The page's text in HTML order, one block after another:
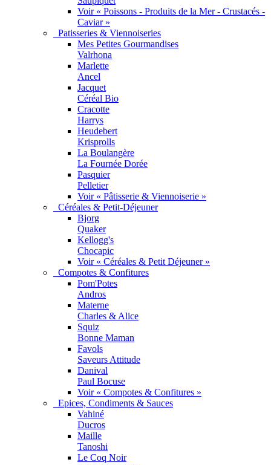
Voir « Poissons - Produits de la Mer - Crustacés -
Caviar »
Patisseries & Viennoiseries
Mes Petites Gourmandises
Valrhona
Marlette
Ancel
Jacquet
Céréal Bio
Cracotte
Harrys
Heudebert
Krisprolls
La Boulangère
La Fournée Dorée
Pasquier
Pelletier
Voir « Pâtisserie & Viennoiserie »
Céréales & Petit-Déjeuner
Bjorg
Quaker
Kellogg's
Chocapic
Voir « Céréales & Petit Déjeuner »
Compotes & Confitures
Pom'Potes
Andros
Materne
Charles & Alice
Squiz
Bonne Maman
Favols
Saveurs Attitude
Danival
Paul Bocuse
Voir « Compotes & Confitures »
Epices, Condiments & Sauces
Vahiné
Ducros
Maille
Tanoshi
Le Coq Noir